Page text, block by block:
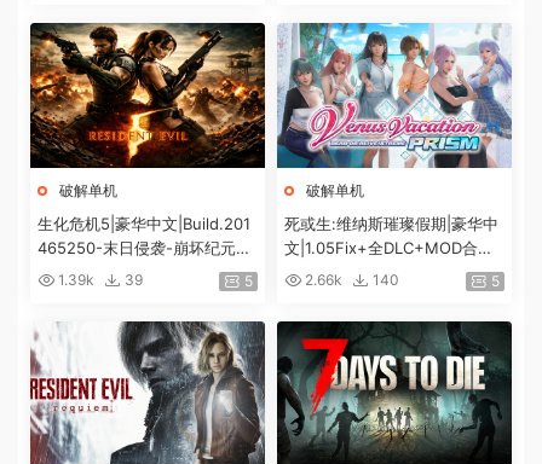
破解单机
生化危机5|豪华中文|Build.201
465250-末日侵袭-崩坏纪元
+预购特典+全DLC-解锁全内
1.39k 39 5
破解单机
死或生:维纳斯璀璨假期|豪华中
文|1.05Fix+全DLC+MOD合集
+预购特典|解压即撸|[12G/百
2.66k 140 5